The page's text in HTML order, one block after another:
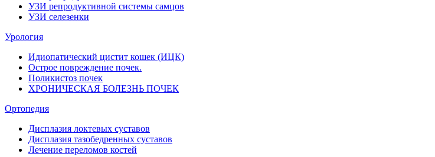
УЗИ репродуктивной системы самцов
УЗИ селезенки
Урология
Идиопатический цистит кошек (ИЦК)
Острое повреждение почек.
Поликистоз почек
ХРОНИЧЕСКАЯ БОЛЕЗНЬ ПОЧЕК
Ортопедия
Дисплазия локтевых суставов
Дисплазия тазобедренных суставов
Лечение переломов костей